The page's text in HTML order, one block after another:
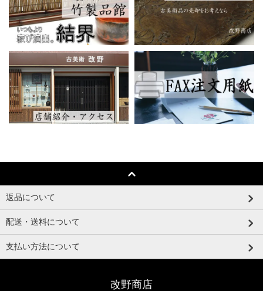
返品について
配送・送料について
支払い方法について
改野商店